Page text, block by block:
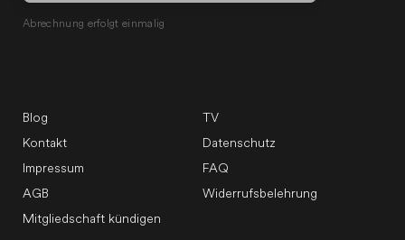
Abrechnung erfolgt einmalig
Blog
TV
Kontakt
Datenschutz
Impressum
FAQ
AGB
Widerrufsbelehrung
Mitgliedschaft kündigen